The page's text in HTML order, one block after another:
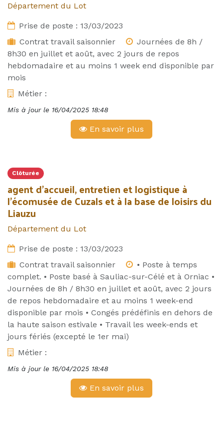
Département du Lot
Prise de poste : 13/03/2023
Contrat travail saisonnier
Journées de 8h /
8h30 en juillet et août, avec 2 jours de repos
hebdomadaire et au moins 1 week end disponible par
mois
Métier :
Mis à jour le 16/04/2025 18:48
En savoir plus
Clôturée
agent d’accueil, entretien et logistique à
l’écomusée de Cuzals et à la base de loisirs du
Liauzu
Département du Lot
Prise de poste : 13/03/2023
Contrat travail saisonnier
• Poste à temps
complet. • Poste basé à Sauliac-sur-Célé et à Orniac •
Journées de 8h / 8h30 en juillet et août, avec 2 jours
de repos hebdomadaire et au moins 1 week-end
disponible par mois • Congés prédéfinis en dehors de
la haute saison estivale • Travail les week-ends et
jours fériés (excepté le 1er mai)
Métier :
Mis à jour le 16/04/2025 18:48
En savoir plus